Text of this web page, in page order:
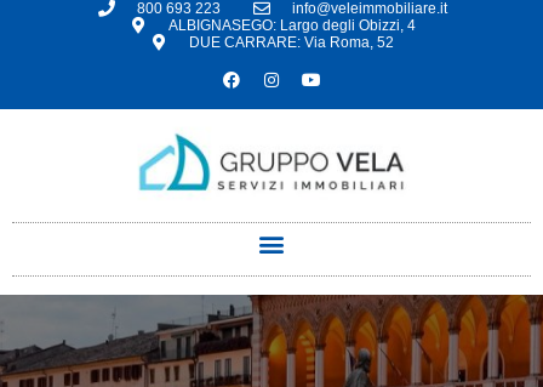
800 693 223
info@veleimmobiliare.it
ALBIGNASEGO: Largo degli Obizzi, 4
DUE CARRARE: Via Roma, 52